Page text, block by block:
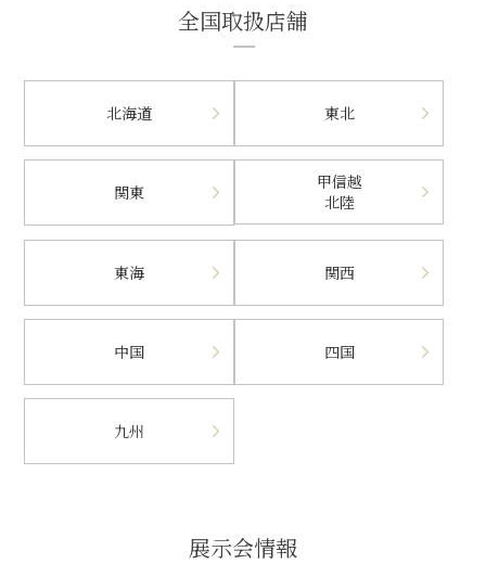
全国取扱店舗
北海道 東北
関東
甲信越
北陸
東海 関西
中国 四国
九州
展示会情報